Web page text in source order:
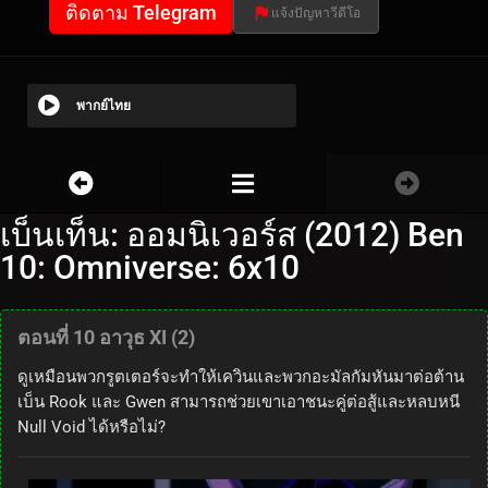
ติดตาม Telegram แจ้งปัญหาวีดีโอ
พากย์ไทย
เบ็นเท็น: ออมนิเวอร์ส (2012) Ben
10: Omniverse: 6x10
ตอนที่ 10 อาวุธ XI (2)
ดูเหมือนพวกรูตเตอร์จะทำให้เควินและพวกอะมัลกัมหันมาต่อต้าน
เบ็น Rook และ Gwen สามารถช่วยเขาเอาชนะคู่ต่อสู้และหลบหนี
Null Void ได้หรือไม่?